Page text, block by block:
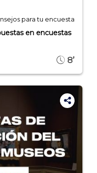
para tu encuesta
en encuestas
8’